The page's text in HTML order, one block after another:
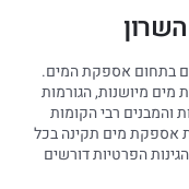
בתחום אספקת המים.
מים מיושנות, הגורמות
והמבנים רבי הקומות
אספקת מים תקינה בכל
הפרטיות דורשים